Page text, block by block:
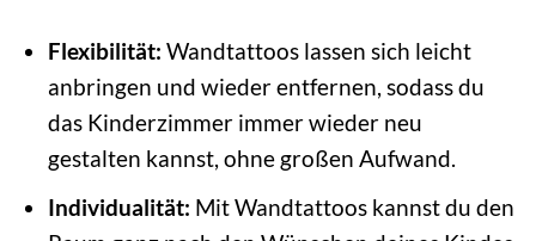
Flexibilität: Wandtattoos lassen sich leicht
anbringen und wieder entfernen, sodass du
das Kinderzimmer immer wieder neu
gestalten kannst, ohne großen Aufwand.
Individualität: Mit Wandtattoos kannst du den